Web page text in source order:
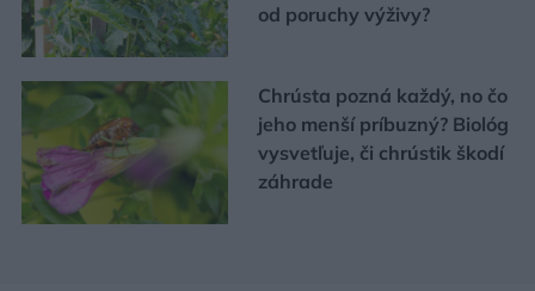
od poruchy výživy?
Chrústa pozná každý, no čo
jeho menší príbuzný? Biológ
vysvetľuje, či chrústik škodí
záhrade